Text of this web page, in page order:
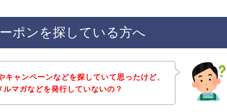
ポンを探している方へ
キャンペーンなどを探していて思ったけど、
マガなどを発行していないの？